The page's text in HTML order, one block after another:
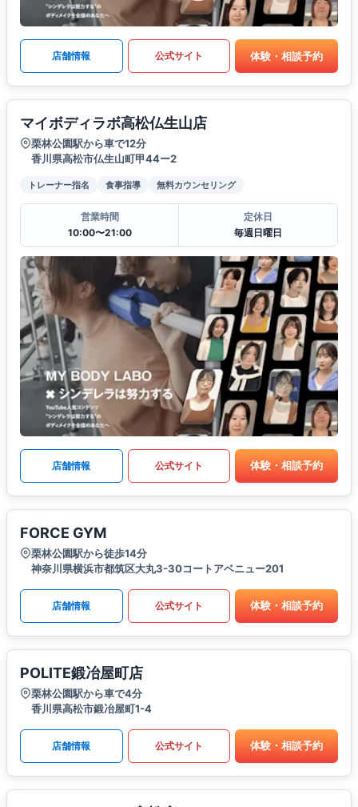
店舗情報 公式サイト 体験・相談予約
マイボディラボ高松仏生山店
栗林公園駅から車で12分
香川県高松市仏生山町甲44ー2
トレーナー指名 食事指導 無料カウンセリング
営業時間
10:00〜21:00
定休日
毎週日曜日
店舗情報 公式サイト 体験・相談予約
FORCE GYM
栗林公園駅から徒歩14分
神奈川県横浜市都筑区大丸3-30コートアベニュー201
店舗情報 公式サイト 体験・相談予約
POLITE鍛冶屋町店
栗林公園駅から車で4分
香川県高松市鍛冶屋町1-4
店舗情報 公式サイト 体験・相談予約